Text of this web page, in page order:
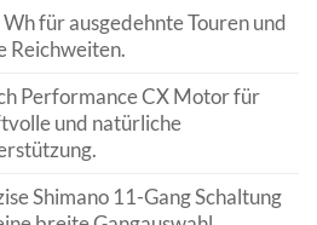
für ausgedehnte Touren und
Reichweiten.
Performance CX Motor für
und natürliche
Shimano 11-Gang Schaltung